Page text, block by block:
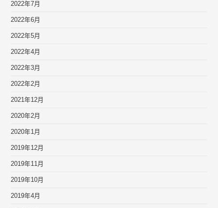
2022年7月
2022年6月
2022年5月
2022年4月
2022年3月
2022年2月
2021年12月
2020年2月
2020年1月
2019年12月
2019年11月
2019年10月
2019年4月